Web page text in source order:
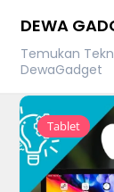
content
DEWA
Temukan
DewaGadget
Tablet